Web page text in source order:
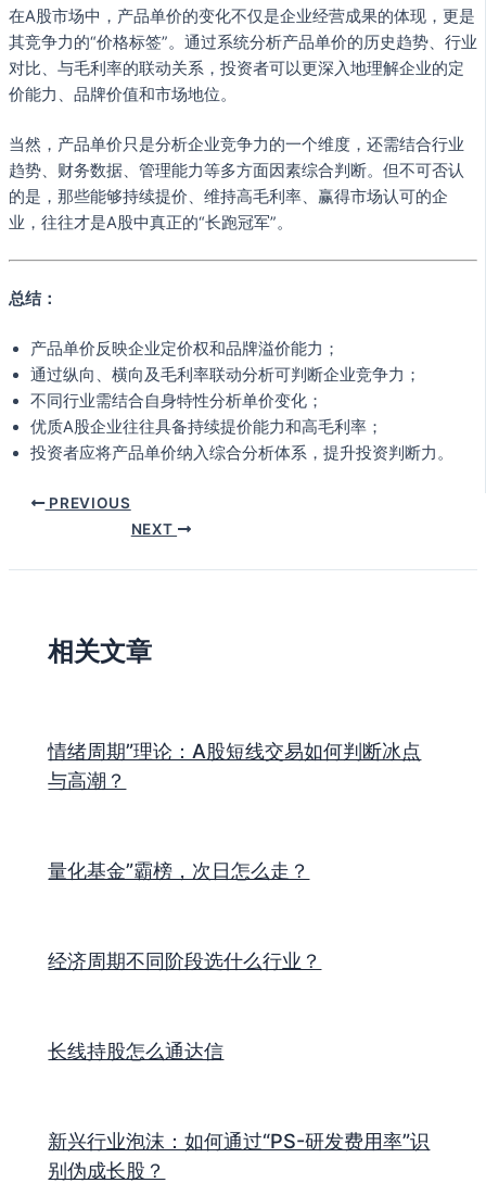
在A股市场中，产品单价的变化不仅是企业经营成果的体现，更是
其竞争力的“价格标签”。通过系统分析产品单价的历史趋势、行业
对比、与毛利率的联动关系，投资者可以更深入地理解企业的定
价能力、品牌价值和市场地位。
当然，产品单价只是分析企业竞争力的一个维度，还需结合行业
趋势、财务数据、管理能力等多方面因素综合判断。但不可否认
的是，那些能够持续提价、维持高毛利率、赢得市场认可的企
业，往往才是A股中真正的“长跑冠军”。
总结：
产品单价反映企业定价权和品牌溢价能力；
通过纵向、横向及毛利率联动分析可判断企业竞争力；
不同行业需结合自身特性分析单价变化；
优质A股企业往往具备持续提价能力和高毛利率；
投资者应将产品单价纳入综合分析体系，提升投资判断力。
PREVIOUS
NEXT
相关文章
情绪周期”理论：A股短线交易如何判断冰点
与高潮？
量化基金”霸榜，次日怎么走？
经济周期不同阶段选什么行业？
长线持股怎么通达信
新兴行业泡沫：如何通过“PS-研发费用率”识
别伪成长股？